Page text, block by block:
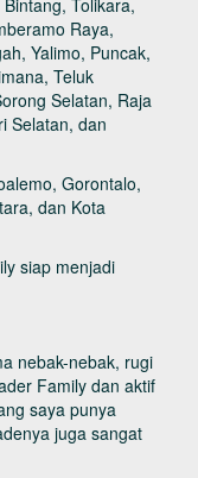
Raya,
Yalimo, Puncak,
Teluk
Selatan, Raja
Selatan, dan
Gorontalo,
dan Kota
siap menjadi
nebak-nebak, rugi
Family dan aktif
saya punya
juga sangat